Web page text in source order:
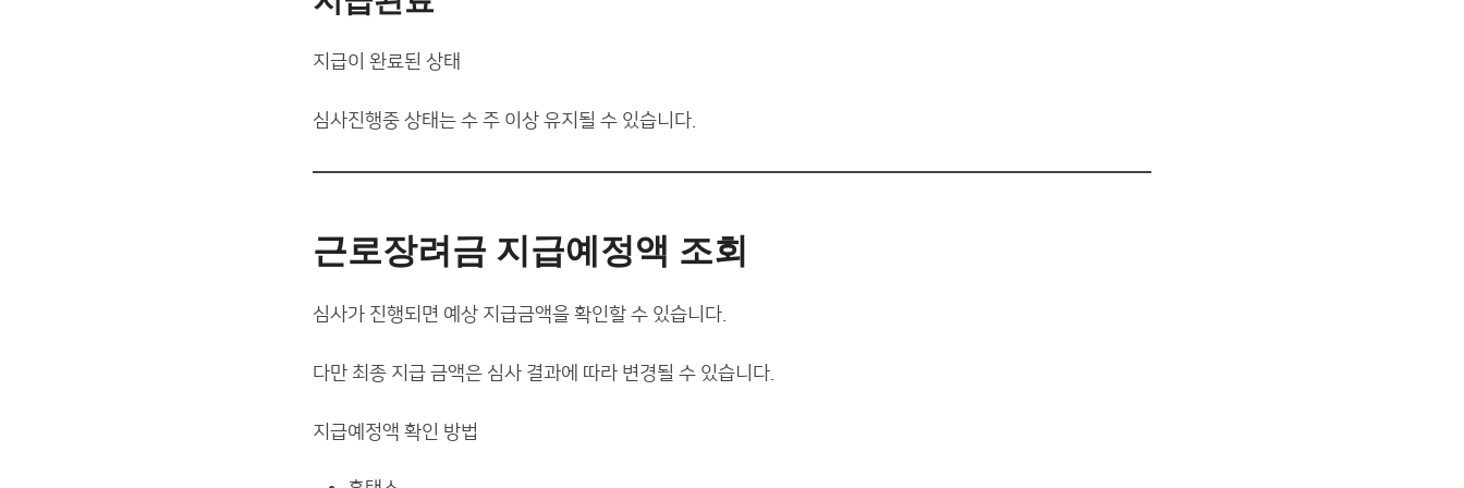
지급이 완료된 상태
심사진행중 상태는 수 주 이상 유지될 수 있습니다.
근로장려금 지급예정액 조회
심사가 진행되면 예상 지급금액을 확인할 수 있습니다.
다만 최종 지급 금액은 심사 결과에 따라 변경될 수 있습니다.
지급예정액 확인 방법